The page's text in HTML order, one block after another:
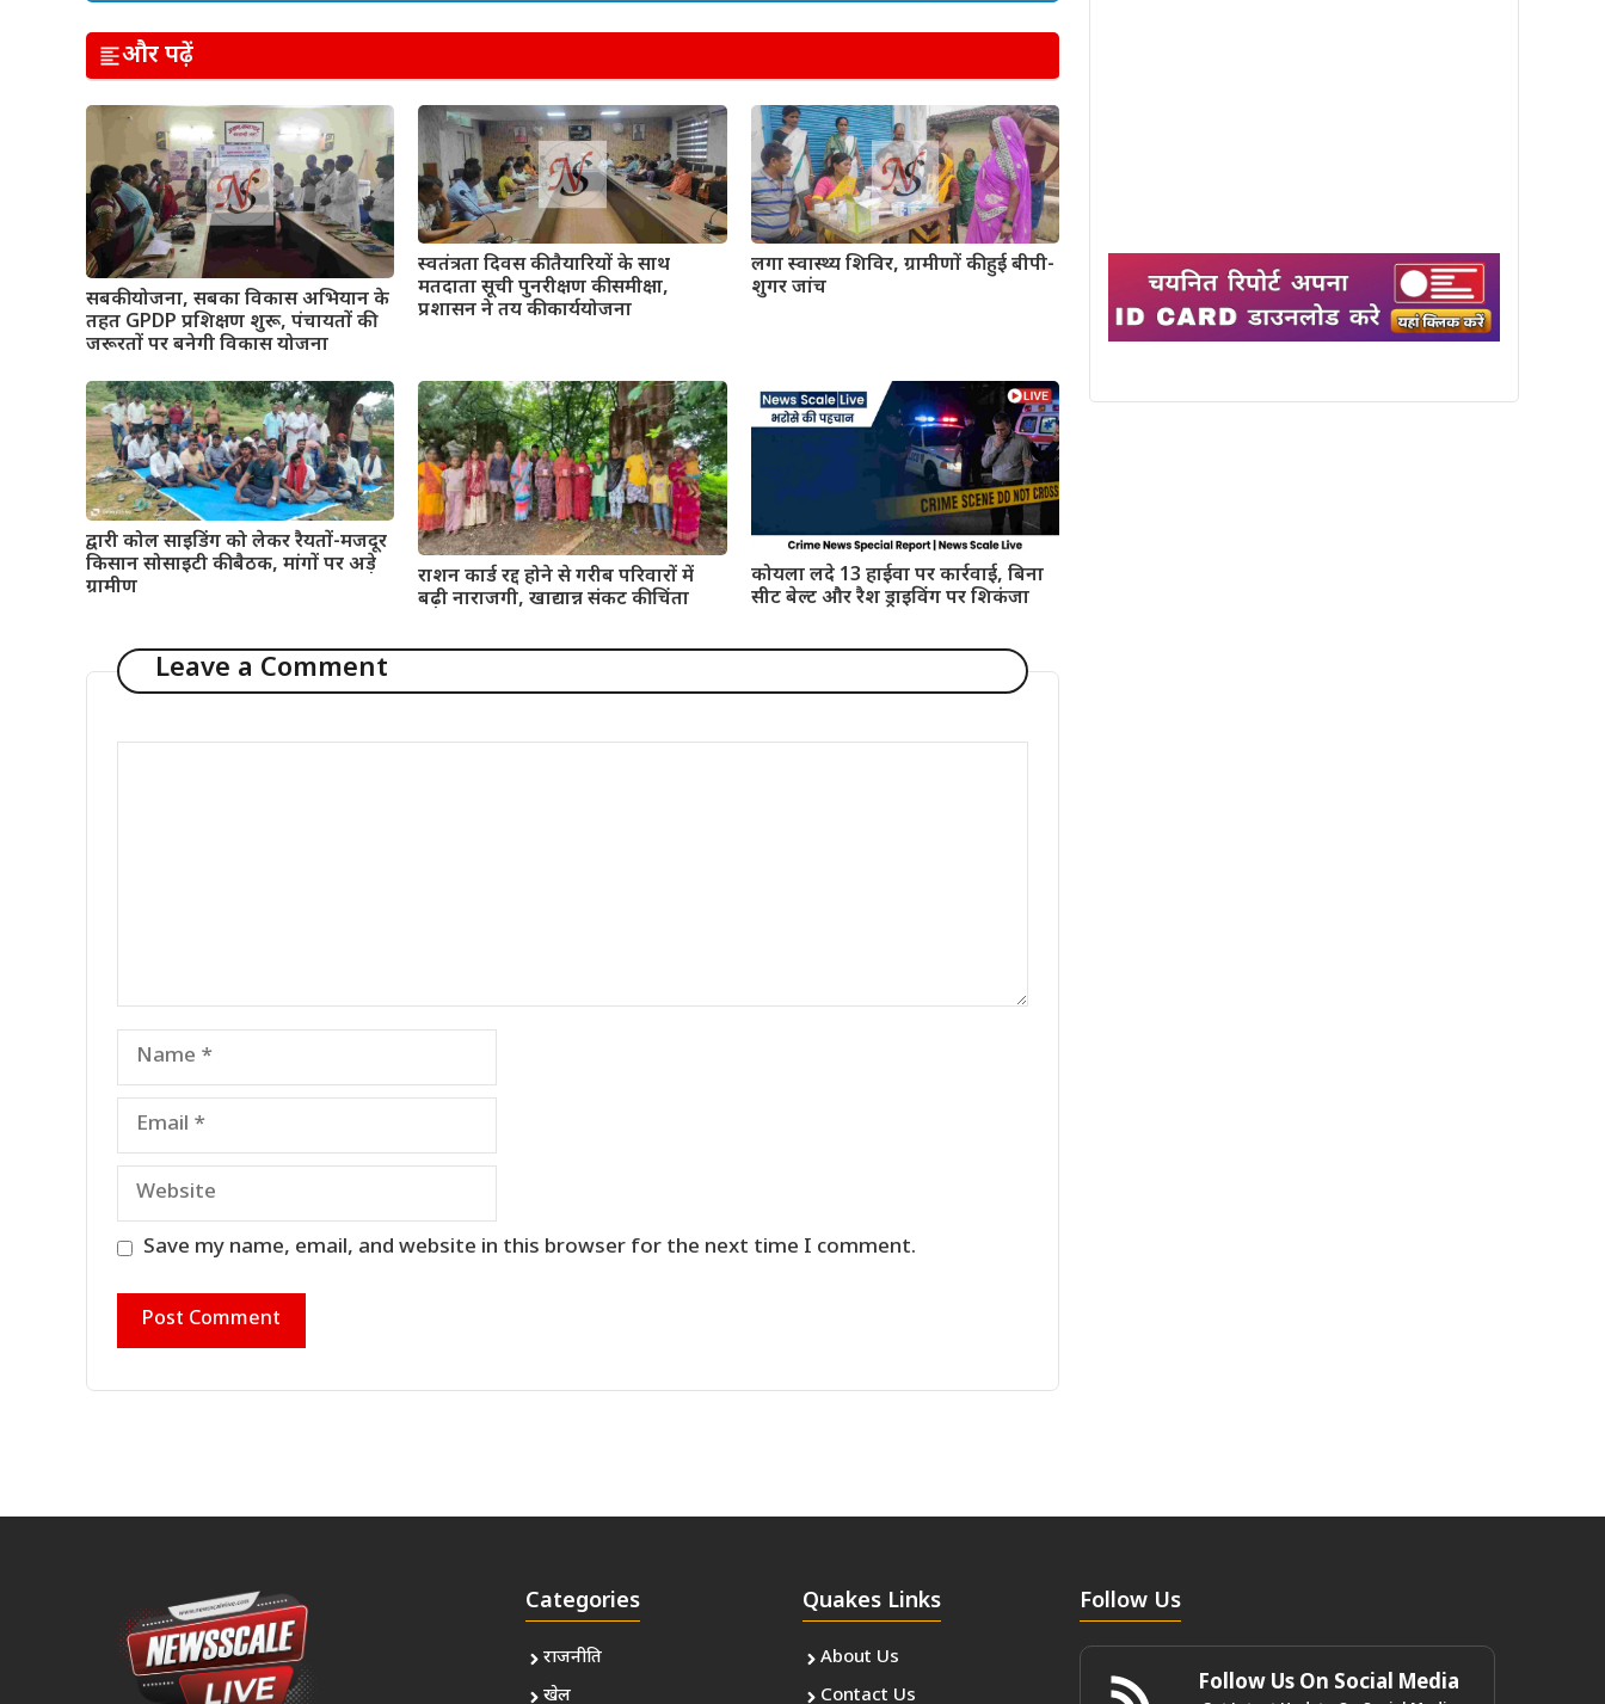
और पढ़ें
सबकी योजना, सबका विकास अभियान के
तहत GPDP प्रशिक्षण शुरू, पंचायतों की
जरूरतों पर बनेगी विकास योजना
स्वतंत्रता दिवस की तैयारियों के साथ
मतदाता सूची पुनरीक्षण की समीक्षा,
प्रशासन ने तय की कार्ययोजना
लगा स्वास्थ्य शिविर, ग्रामीणों की हुई बीपी-
शुगर जांच
द्वारी कोल साइडिंग को लेकर रैयतों-मजदूर
किसान सोसाइटी की बैठक, मांगों पर अड़े
ग्रामीण
राशन कार्ड रद्द होने से गरीब परिवारों में
बढ़ी नाराजगी, खाद्यान्न संकट की चिंता
कोयला लदे 13 हाईवा पर कार्रवाई, बिना
सीट बेल्ट और रैश ड्राइविंग पर शिकंजा
Leave a Comment
Name
Email
Website
Save my name, email, and website in this browser for the next time I comment.
Categories
राजनीति
खेल
Quakes Links
About Us
Contact Us
Follow Us
Follow Us On Social Media